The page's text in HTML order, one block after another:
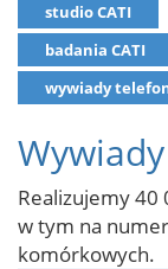
studio CATI
badania CATI
wywiady
Realizujemy
w tym na
komórkowych.